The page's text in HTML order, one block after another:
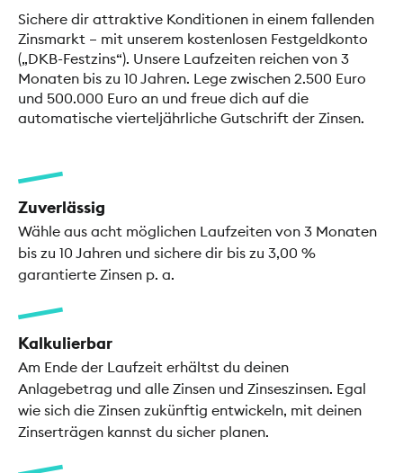
Sichere dir attraktive Konditionen in einem fallenden
Zinsmarkt – mit unserem kostenlosen Festgeldkonto
(„DKB-Festzins“). Unsere Laufzeiten reichen von 3
Monaten bis zu 10 Jahren. Lege zwischen 2.500 Euro
und 500.000 Euro an und freue dich auf die
automatische vierteljährliche Gutschrift der Zinsen.
Zuverlässig
Wähle aus acht möglichen Laufzeiten von 3 Monaten
bis zu 10 Jahren und sichere dir bis zu 3,00 %
garantierte Zinsen p. a.
Kalkulierbar
Am Ende der Laufzeit erhältst du deinen
Anlagebetrag und alle Zinsen und Zinseszinsen. Egal
wie sich die Zinsen zukünftig entwickeln, mit deinen
Zinserträgen kannst du sicher planen.